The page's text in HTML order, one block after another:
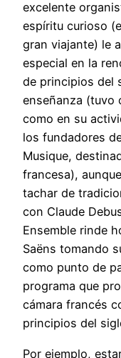
excelente
espíritu curioso
gran viajante) le
especial en la
de principios del
enseñanza (tuvo
como en su
los fundadores
Musique,
francesa),
tachar de
con Claude
Ensemble rinde
Saëns tomando
como punto de
programa que
cámara francés
principios del
Por ejemplo,